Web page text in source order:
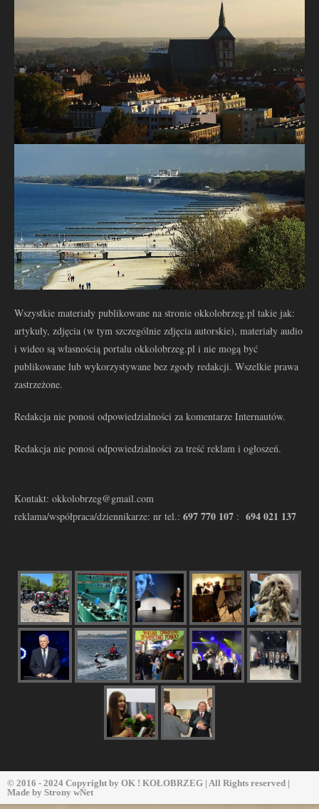
Wszystkie materiały publikowane na stronie okkolobrzeg.pl takie jak:
artykuły, zdjęcia (w tym szczególnie zdjęcia autorskie), materiały audio
i wideo są własnością portalu okkolobrzeg.pl i nie mogą być
publikowane lub wykorzystywane bez zgody redakcji. Wszelkie prawa
zastrzeżone.
Redakcja nie ponosi odpowiedzialności za komentarze Internautów.
Redakcja nie ponosi odpowiedzialności za treść reklam i ogłoszeń.
Kontakt: okkolobrzeg@gmail.com
reklama/współpraca/dziennikarze: nr tel.: 697 770 107 : 694 021 137
© 2016 - 2024 Copyright by OK ! KOŁOBRZEG | All Rights reserved |
Made by Strony wNet